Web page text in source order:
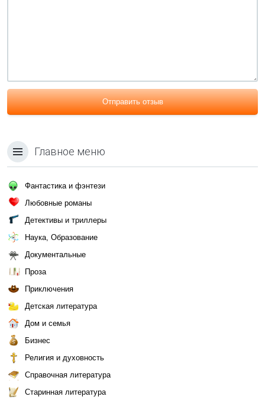
Отправить отзыв
Главное меню
Фантастика и фэнтези
Любовные романы
Детективы и триллеры
Наука, Образование
Документальные
Проза
Приключения
Детская литература
Дом и семья
Бизнес
Религия и духовность
Справочная литература
Старинная литература